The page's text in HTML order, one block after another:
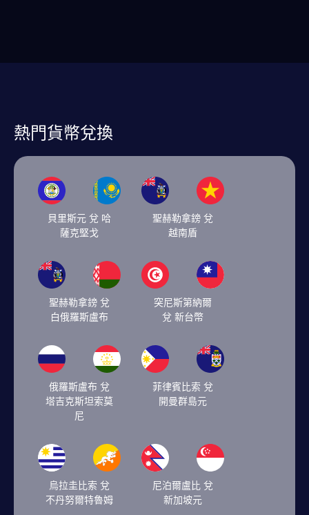
熱門貨幣兌換
貝里斯元 兌 哈
薩克堅戈
聖赫勒拿鎊 兌
越南盾
聖赫勒拿鎊 兌
白俄羅斯盧布
突尼斯第納爾
兌 新台幣
俄羅斯盧布 兌
塔吉克斯坦索莫
尼
菲律賓比索 兌
開曼群島元
烏拉圭比索 兌
不丹努爾特魯姆
尼泊爾盧比 兌
新加坡元